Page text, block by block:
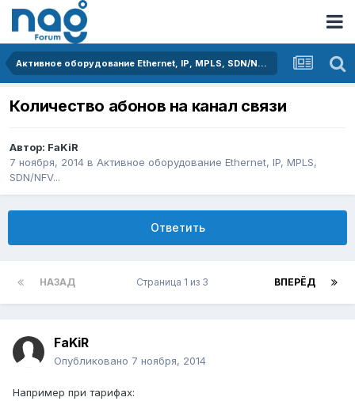
Активное оборудование Ethernet, IP, MPLS, SDN/NFV...
Количество абонов на канал связи
Автор: FaKiR
7 ноября, 2014 в Активное оборудование Ethernet, IP, MPLS,
SDN/NFV...
Ответить
НАЗАД ВПЕРЁД
Страница 1 из 3
FaKiR
Опубликовано 7 ноября, 2014
Например при тарифах: